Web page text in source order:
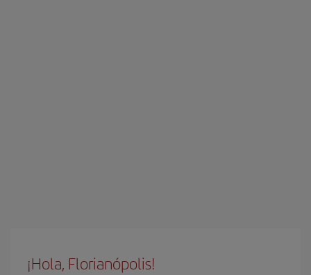
¡Hola, Florianópolis!